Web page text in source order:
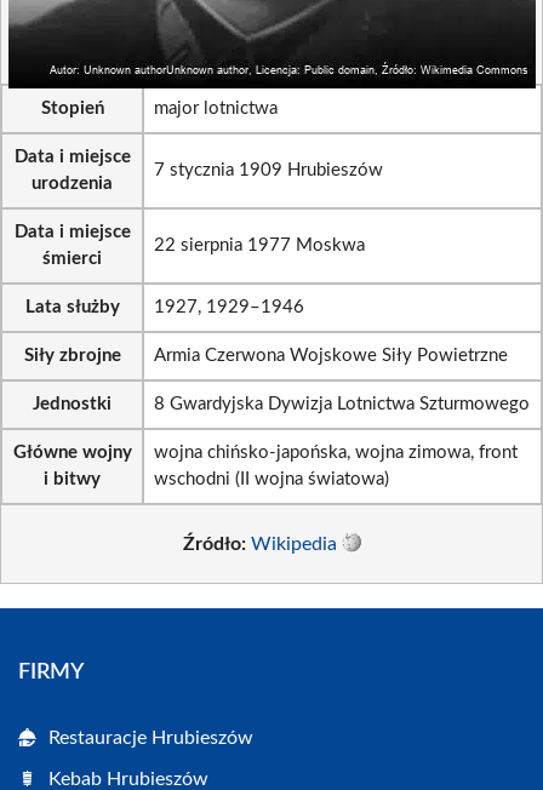
Stopień major lotnictwa
Data i miejsce
urodzenia
7 stycznia 1909 Hrubieszów
Data i miejsce
śmierci
22 sierpnia 1977 Moskwa
Lata służby 1927, 1929–1946
Siły zbrojne Armia Czerwona Wojskowe Siły Powietrzne
Jednostki 8 Gwardyjska Dywizja Lotnictwa Szturmowego
Główne wojny
i bitwy
wojna chińsko-japońska, wojna zimowa, front
wschodni (II wojna światowa)
Źródło: Wikipedia
FIRMY
Restauracje Hrubieszów
Kebab Hrubieszów